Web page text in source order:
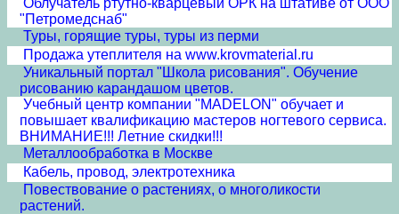
Облучатель ртутно-кварцевый ОРК на штативе от ООО
"Петромедснаб"
Туры, горящие туры, туры из перми
Продажа утеплителя на www.krovmaterial.ru
Уникальный портал "Школа рисования". Обучение
рисованию карандашом цветов.
Учебный центр компании "MADELON" обучает и
повышает квалификацию мастеров ногтевого сервиса.
ВНИМАНИЕ!!! Летние скидки!!!
Металлообработка в Москве
Кабель, провод, электротехника
Повествование о растениях, о многоликости
растений.